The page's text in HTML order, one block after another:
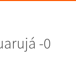
-0